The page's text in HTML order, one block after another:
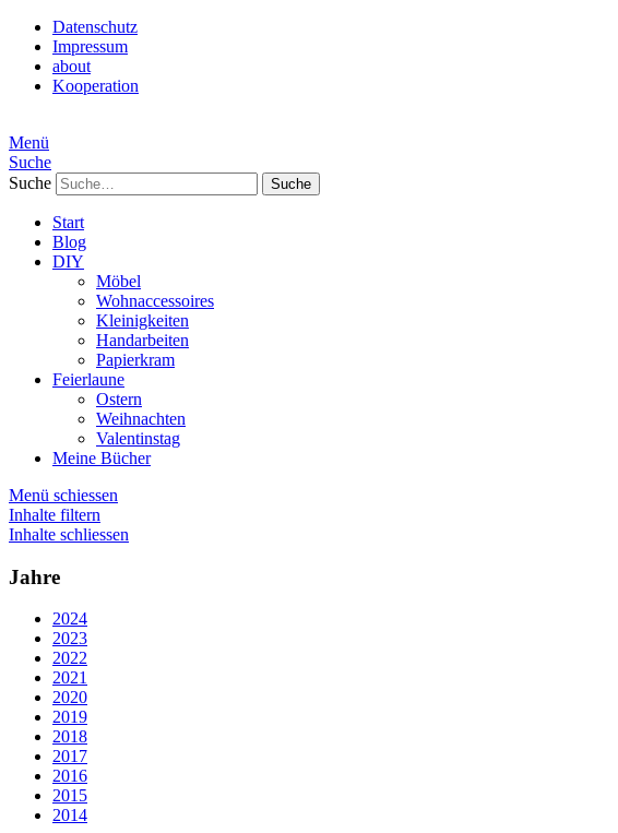
Datenschutz
Impressum
about
Kooperation
Menü
Suche
Suche
Start
Blog
DIY
Möbel
Wohnaccessoires
Kleinigkeiten
Handarbeiten
Papierkram
Feierlaune
Ostern
Weihnachten
Valentinstag
Meine Bücher
Menü schiessen
Inhalte filtern
Inhalte schliessen
Jahre
2024
2023
2022
2021
2020
2019
2018
2017
2016
2015
2014